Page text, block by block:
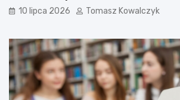
10 lipca 2026 Tomasz Kowalczyk